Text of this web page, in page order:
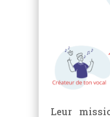
Leur